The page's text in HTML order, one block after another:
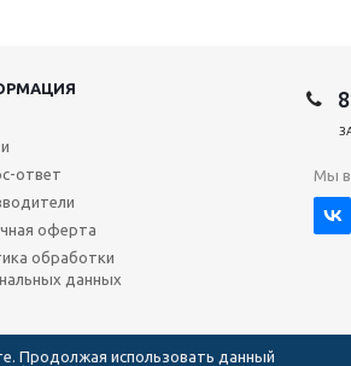
ответ
оферта
обработки
данных
Мы в
Продолжая использовать данный